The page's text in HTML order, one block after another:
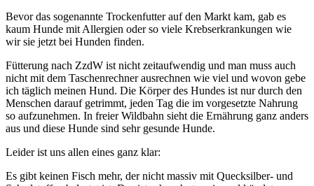
Bevor das sogenannte Trockenfutter auf den Markt kam, gab es
kaum Hunde mit Allergien oder so viele Krebserkrankungen wie
wir sie jetzt bei Hunden finden.
Fütterung nach ZzdW ist nicht zeitaufwendig und man muss auch
nicht mit dem Taschenrechner ausrechnen wie viel und wovon gebe
ich täglich meinen Hund. Die Körper des Hundes ist nur durch den
Menschen darauf getrimmt, jeden Tag die im vorgesetzte Nahrung
so aufzunehmen. In freier Wildbahn sieht die Ernährung ganz anders
aus und diese Hunde sind sehr gesunde Hunde.
Leider ist uns allen eines ganz klar:
Es gibt keinen Fisch mehr, der nicht massiv mit Quecksilber- und